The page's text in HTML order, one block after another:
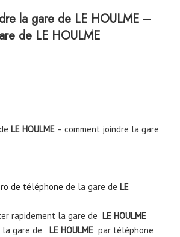
la gare de LE HOULME –
de LE HOULME
LE HOULME – comment joindre la gare
de téléphone de la gare de LE
rapidement la gare de LE HOULME
la gare de
LE HOULME par téléphone